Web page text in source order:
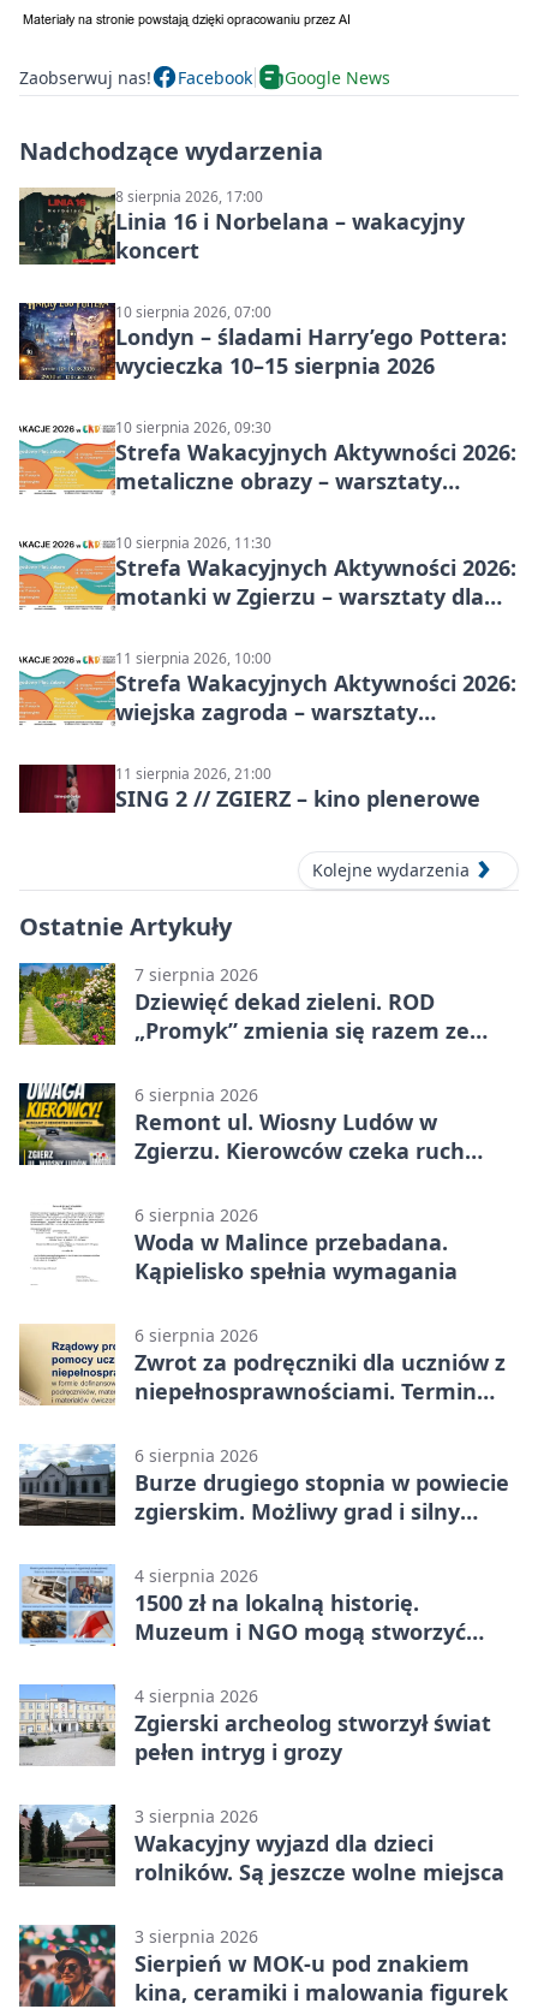
Zaobserwuj nas! Facebook Google News
Nadchodzące wydarzenia
8 sierpnia 2026, 17:00
Linia 16 i Norbelana – wakacyjny
koncert
10 sierpnia 2026, 07:00
Londyn – śladami Harry’ego Pottera:
wycieczka 10–15 sierpnia 2026
10 sierpnia 2026, 09:30
Strefa Wakacyjnych Aktywności 2026:
metaliczne obrazy – warsztaty
10 sierpnia 2026, 11:30
Strefa Wakacyjnych Aktywności 2026:
motanki w Zgierzu – warsztaty dla
11 sierpnia 2026, 10:00
Strefa Wakacyjnych Aktywności 2026:
wiejska zagroda – warsztaty
11 sierpnia 2026, 21:00
SING 2 // ZGIERZ – kino plenerowe
Kolejne wydarzenia
Ostatnie Artykuły
7 sierpnia 2026
Dziewięć dekad zieleni. ROD
„Promyk” zmienia się razem ze
6 sierpnia 2026
Remont ul. Wiosny Ludów w
Zgierzu. Kierowców czeka ruch
6 sierpnia 2026
Woda w Malince przebadana.
Kąpielisko spełnia wymagania
6 sierpnia 2026
Zwrot za podręczniki dla uczniów z
niepełnosprawnościami. Termin
6 sierpnia 2026
Burze drugiego stopnia w powiecie
zgierskim. Możliwy grad i silny
4 sierpnia 2026
1500 zł na lokalną historię.
Muzeum i NGO mogą stworzyć
4 sierpnia 2026
Zgierski archeolog stworzył świat
pełen intryg i grozy
3 sierpnia 2026
Wakacyjny wyjazd dla dzieci
rolników. Są jeszcze wolne miejsca
3 sierpnia 2026
Sierpień w MOK-u pod znakiem
kina, ceramiki i malowania figurek